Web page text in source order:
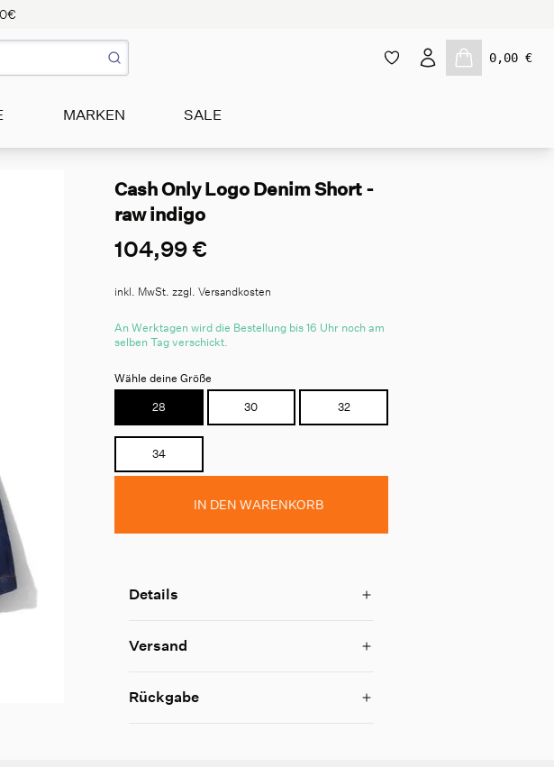
0,00 €
MARKEN SALE
Cash Only Logo Denim Short -
raw indigo
104,99 €
inkl. MwSt. zzgl. Versandkosten
An Werktagen wird die Bestellung bis 16 Uhr noch am
selben Tag verschickt.
Wähle deine Größe
28
30 32
34
IN DEN WARENKORB
Details
Versand
Rückgabe